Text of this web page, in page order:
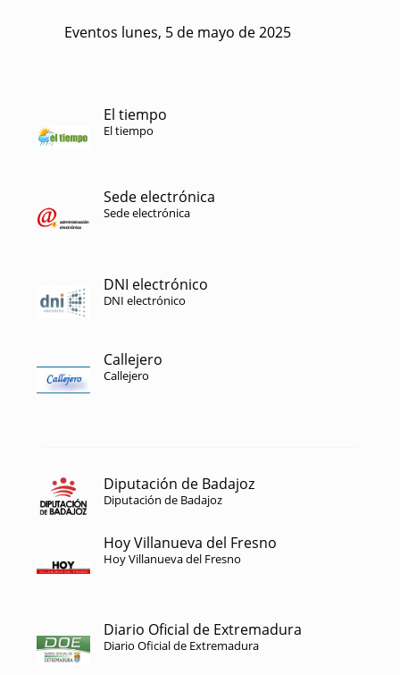
Eventos lunes, 5 de mayo de 2025
El tiempo
El tiempo
Sede electrónica
Sede electrónica
DNI electrónico
DNI electrónico
Callejero
Callejero
Diputación de Badajoz
Diputación de Badajoz
Hoy Villanueva del Fresno
Hoy Villanueva del Fresno
Diario Oficial de Extremadura
Diario Oficial de Extremadura